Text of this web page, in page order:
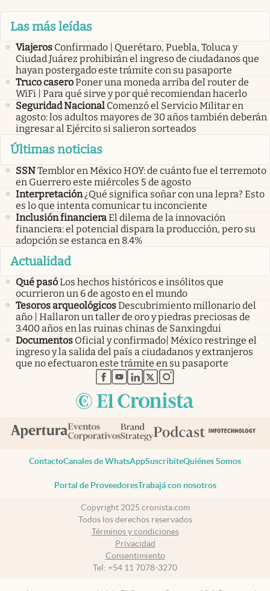
Las más leídas
Viajeros Confirmado | Querétaro, Puebla, Toluca y
Ciudad Juárez prohibirán el ingreso de ciudadanos que
hayan postergado este trámite con su pasaporte
Truco caseroPoner una moneda arriba del router de
WiFi | Para qué sirve y por qué recomiendan hacerlo
Seguridad Nacional Comenzó el Servicio Militar en
agosto: los adultos mayores de 30 años también deberán
ingresar al Ejército si salieron sorteados
Últimas noticias
SSNTemblor en México HOY: de cuánto fue el terremoto
en Guerrero este miércoles 5 de agosto
Interpretación ¿Qué significa soñar con una lepra? Esto
es lo que intenta comunicar tu inconciente
Inclusión financieraEl dilema de la innovación
financiera: el potencial dispara la producción, pero su
adopción se estanca en 8.4%
Actualidad
Qué pasóLos hechos históricos e insólitos que
ocurrieron un 6 de agosto en el mundo
Tesoros arqueológicosDescubrimiento millonario del
año | Hallaron un taller de oro y piedras preciosas de
3.400 años en las ruinas chinas de Sanxingdui
Documentos Oficial y confirmado| México restringe el
ingreso y la salida del país a ciudadanos y extranjeros
que no efectuaron este trámite en su pasaporte
abre en nueva pestaña
abre en nueva pestaña
abre en nueva pestaña
abre en nueva pestaña
abre en nueva pestaña
ContactoCanales de WhatsAppSuscribiteQuiénes Somos
Portal de ProveedoresTrabajá con nosotros
Copyright 2025 cronista.com
Todos los derechos reservados
Términos y condiciones
Privacidad
Consentimiento
Tel: +54 11 7078-3270